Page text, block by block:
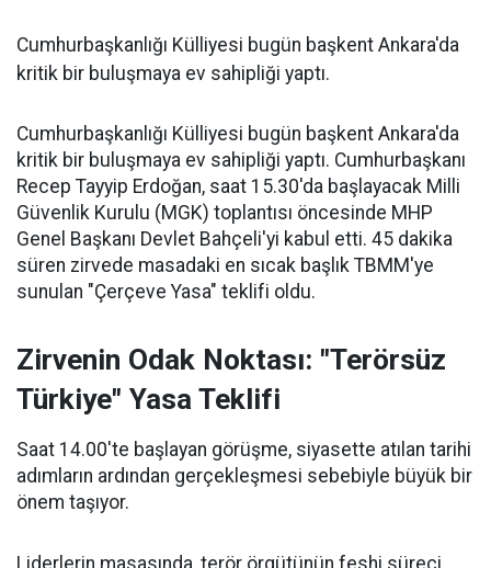
Cumhurbaşkanlığı Külliyesi bugün başkent Ankara'da
kritik bir buluşmaya ev sahipliği yaptı.
Cumhurbaşkanlığı Külliyesi bugün başkent Ankara'da
kritik bir buluşmaya ev sahipliği yaptı. Cumhurbaşkanı
Recep Tayyip Erdoğan, saat 15.30'da başlayacak Milli
Güvenlik Kurulu (MGK) toplantısı öncesinde MHP
Genel Başkanı Devlet Bahçeli'yi kabul etti. 45 dakika
süren zirvede masadaki en sıcak başlık TBMM'ye
sunulan "Çerçeve Yasa" teklifi oldu.
Zirvenin Odak Noktası: "Terörsüz
Türkiye" Yasa Teklifi
Saat 14.00'te başlayan görüşme, siyasette atılan tarihi
adımların ardından gerçekleşmesi sebebiyle büyük bir
önem taşıyor.